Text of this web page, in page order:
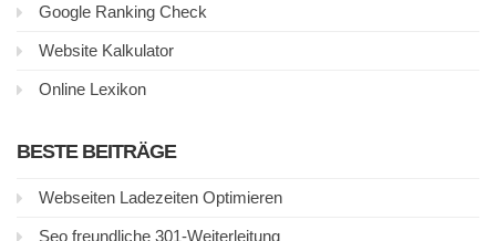
Google Ranking Check
Website Kalkulator
Online Lexikon
BESTE BEITRÄGE
Webseiten Ladezeiten Optimieren
Seo freundliche 301-Weiterleitung